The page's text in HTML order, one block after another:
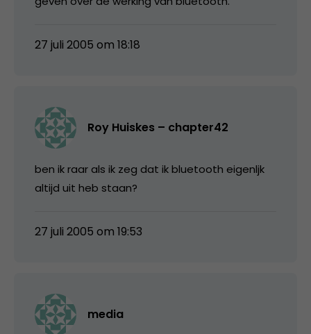
27 juli 2005 om 18:18
Roy Huiskes – chapter42
ben ik raar als ik zeg dat ik bluetooth eigenljk
altijd uit heb staan?
27 juli 2005 om 19:53
media